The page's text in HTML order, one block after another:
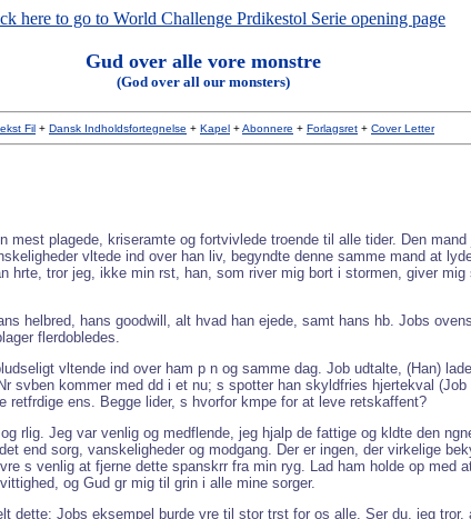
Gud over alle vore monstre
(God over all our monsters)
Fil + Dansk Indholdsfortegnelse + Kapel +Abonnere + Forlagsret + Cover Letter
mest plagede, kriseramte og fortvivlede troende til alle tider. Den
vltede ind over han liv, begyndte denne samme mand at
hrte, tror jeg, ikke min rst, han, som river mig bort i stormen, giver
helbred, hans goodwill, alt hvad han ejede, samt hans hb. Jobs
flerdobledes.
vltende ind over ham p n og samme dag. Job udtalte, (Han)
svben kommer med dd i et nu; s spotter han skyldfries hjertekval
retfrdige ens. Begge lider, s hvorfor kmpe for at leve retskaffent?
rlig. Jeg var venlig og medflende, jeg hjalp de fattige og kldte den
end sorg, vanskeligheder og modgang. Der er ingen, der virkelige
s venlig at fjerne dette spanskrr fra min ryg. Lad ham holde op med
og Gud gr mig til grin i alle mine sorger.
dette: Jobs eksempel burde vre til stor trst for os alle. Ser du, jeg